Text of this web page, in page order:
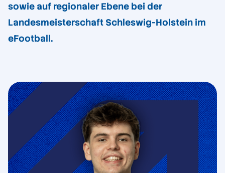
sowie auf regionaler Ebene bei der
Landesmeisterschaft Schleswig-Holstein im
eFootball.